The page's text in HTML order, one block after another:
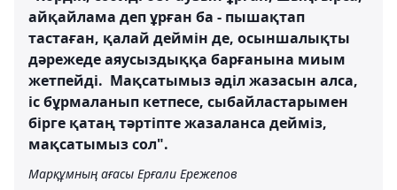
айқайлама деп ұрған ба - пышақтап
тастаған, қалай деймін де, осыншалықты
дәрежеде аяусыздыққа барғанына миым
жетпейді. Мақсатымыз әділ жазасын алса,
іс бұрмаланып кетпесе, сыбайластарымен
бірге қатаң тәртіпте жазаланса дейміз,
мақсатымыз сол".
Марқұмның ағасы Ерғали Ережепов